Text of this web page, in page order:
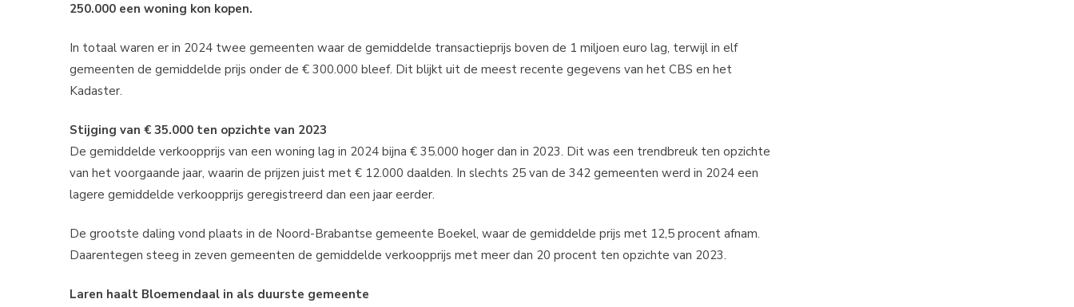
250.000 een woning kon kopen.
In totaal waren er in 2024 twee gemeenten waar de gemiddelde transactieprijs boven de 1 miljoen euro lag, terwijl in elf
gemeenten de gemiddelde prijs onder de € 300.000 bleef. Dit blijkt uit de meest recente gegevens van het CBS en het
Kadaster.
Stijging van € 35.000 ten opzichte van 2023
De gemiddelde verkoopprijs van een woning lag in 2024 bijna € 35.000 hoger dan in 2023. Dit was een trendbreuk ten opzichte
van het voorgaande jaar, waarin de prijzen juist met € 12.000 daalden. In slechts 25 van de 342 gemeenten werd in 2024 een
lagere gemiddelde verkoopprijs geregistreerd dan een jaar eerder.
De grootste daling vond plaats in de Noord-Brabantse gemeente Boekel, waar de gemiddelde prijs met 12,5 procent afnam.
Daarentegen steeg in zeven gemeenten de gemiddelde verkoopprijs met meer dan 20 procent ten opzichte van 2023.
Laren haalt Bloemendaal in als duurste gemeente